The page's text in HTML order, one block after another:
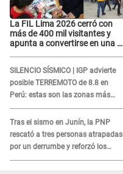
La FIL Lima 2026 cerró con
más de 400 mil visitantes y
apunta a convertirse en una de
SILENCIO SÍSMICO | IGP advierte
posible TERREMOTO de 8.8 en
Perú: estas son las zonas más
expuestas
Tras el sismo en Junín, la PNP
rescató a tres personas atrapadas
por un derrumbe y reforzó los
operativos de emergencia